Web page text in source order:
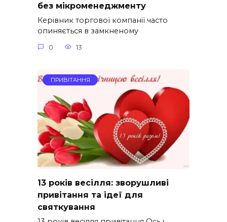
без мікроменеджменту
Керівник торгової компанії часто
опиняється в замкненому
0 13
ПРИВІТАННЯ
13 років весілля: зворушливі
привітання та ідеї для
святкування